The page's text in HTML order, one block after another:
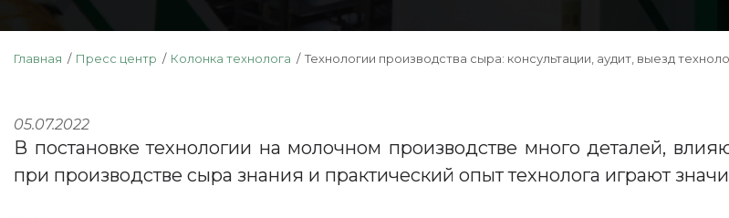
Главная Пресс центр Колонка технолога Технологии производства сыра: консультации, аудит, выезд
05.07.2022
В постановке технологии на молочном производстве много деталей,
при производстве сыра знания и практический опыт технолога играют